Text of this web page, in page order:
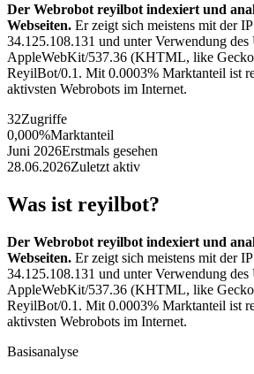
Der Webrobot reyilbot indexiert und
Webseiten. Er zeigt sich meistens mit der
34.125.108.131 und unter Verwendung
AppleWebKit/537.36 (KHTML, like
ReyilBot/0.1. Mit 0.0003% Marktanteil ist
aktivsten Webrobots im Internet.
32Zugriffe
0,000%Marktanteil
Juni 2026Erstmals gesehen
28.06.2026Zuletzt aktiv
Was ist reyilbot?
Der Webrobot reyilbot indexiert und
Webseiten. Er zeigt sich meistens mit der
34.125.108.131 und unter Verwendung
AppleWebKit/537.36 (KHTML, like
ReyilBot/0.1. Mit 0.0003% Marktanteil ist
aktivsten Webrobots im Internet.
Basisanalyse